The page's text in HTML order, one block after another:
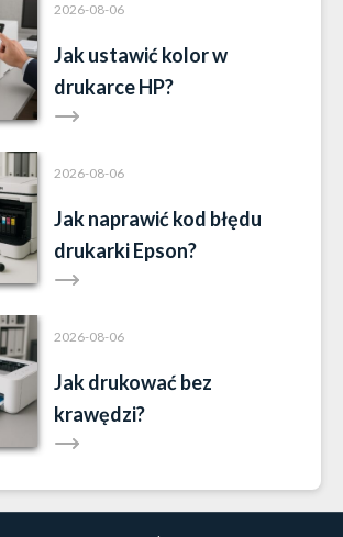
2026-08-06
Jak ustawić kolor w
drukarce HP?
2026-08-06
Jak naprawić kod błędu
drukarki Epson?
2026-08-06
Jak drukować bez
krawędzi?